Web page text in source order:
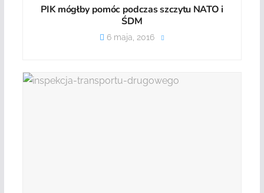
PIK mógłby pomóc podczas szczytu NATO i
ŚDM
6 maja, 2016